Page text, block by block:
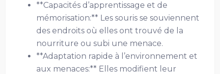
**Capacités d’apprentissage et de
mémorisation:** Les souris se souviennent
des endroits où elles ont trouvé de la
nourriture ou subi une menace.
**Adaptation rapide à l’environnement et
aux menaces:** Elles modifient leur